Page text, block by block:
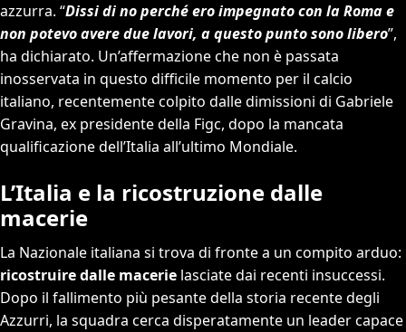
azzurra. “Dissi di no perché ero impegnato con la Roma e
non potevo avere due lavori, a questo punto sono libero”,
ha dichiarato. Un’affermazione che non è passata
inosservata in questo difficile momento per il calcio
italiano, recentemente colpito dalle dimissioni di Gabriele
Gravina, ex presidente della Figc, dopo la mancata
qualificazione dell’Italia all’ultimo Mondiale.
L’Italia e la ricostruzione dalle
macerie
La Nazionale italiana si trova di fronte a un compito arduo:
ricostruire dalle macerie lasciate dai recenti insuccessi.
Dopo il fallimento più pesante della storia recente degli
Azzurri, la squadra cerca disperatamente un leader capace